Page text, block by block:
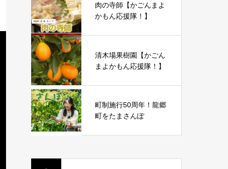
肉の寺師【かごんまよ
かもん応援隊！】
清木場果樹園【かごん
まよかもん応援隊！】
町制施行50周年！龍郷
町をたまさんぽ